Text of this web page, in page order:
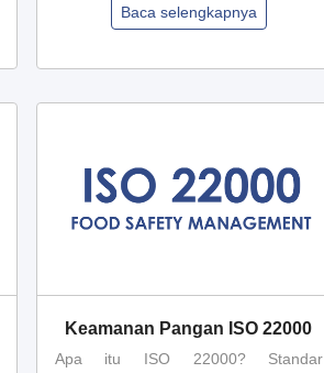
Baca selengkapnya
Keamanan Pangan ISO 22000
Apa itu ISO 22000? Standar